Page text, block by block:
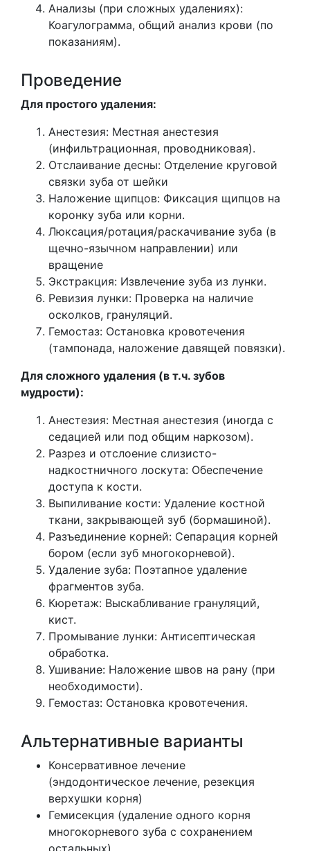
Анализы (при сложных удалениях):
Коагулограмма, общий анализ крови (по
показаниям).
Проведение
Для простого удаления:
Анестезия: Местная анестезия
(инфильтрационная, проводниковая).
Отслаивание десны: Отделение круговой
связки зуба от шейки
Наложение щипцов: Фиксация щипцов на
коронку зуба или корни.
Люксация/ротация/раскачивание зуба (в
щечно-язычном направлении) или
вращение
Экстракция: Извлечение зуба из лунки.
Ревизия лунки: Проверка на наличие
осколков, грануляций.
Гемостаз: Остановка кровотечения
(тампонада, наложение давящей повязки).
Для сложного удаления (в т.ч. зубов
мудрости):
Анестезия: Местная анестезия (иногда с
седацией или под общим наркозом).
Разрез и отслоение слизисто-
надкостничного лоскута: Обеспечение
доступа к кости.
Выпиливание кости: Удаление костной
ткани, закрывающей зуб (бормашиной).
Разъединение корней: Сепарация корней
бором (если зуб многокорневой).
Удаление зуба: Поэтапное удаление
фрагментов зуба.
Кюретаж: Выскабливание грануляций,
кист.
Промывание лунки: Антисептическая
обработка.
Ушивание: Наложение швов на рану (при
необходимости).
Гемостаз: Остановка кровотечения.
Альтернативные варианты
Консервативное лечение
(эндодонтическое лечение, резекция
верхушки корня)
Гемисекция (удаление одного корня
многокорневого зуба с сохранением
остальных)